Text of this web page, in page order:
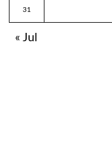
31
« Jul